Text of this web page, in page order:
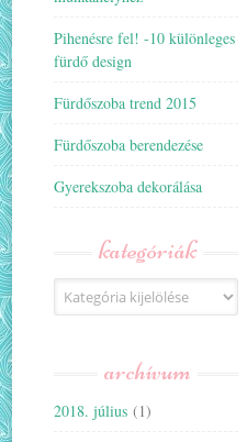
Pihenésre fel! -10 különleges
fürdő design
Fürdőszoba trend 2015
Fürdőszoba berendezése
Gyerekszoba dekorálása
kategóriák
Kategóriák
archívum
2018. július (1)